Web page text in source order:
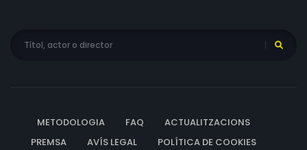
METODOLOGIA FAQ
ACTUALITZACIONS
PREMSA
AVÍS LEGAL
POLÍTICA DE COOKIES